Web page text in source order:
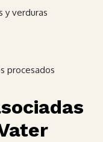
y verduras
procesados